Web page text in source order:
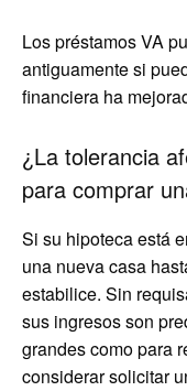
Los préstamos VA
antiguamente si
financiera ha
¿La tolerancia
para comprar
Si su hipoteca está
una nueva casa
estabilice. Sin
sus ingresos son
grandes como para
considerar solicitar